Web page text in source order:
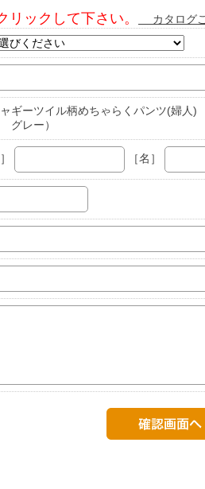
ックして下さい。
カタログ
ギーツイル柄めちゃらくパンツ(婦人)
グレー）
［名］